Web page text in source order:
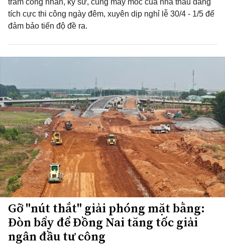
trăm công nhân, kỹ sư, cùng máy móc của nhà thầu đang
tích cực thi công ngày đêm, xuyên dịp nghỉ lễ 30/4 - 1/5 để
đảm bảo tiến độ đề ra.
Gỡ "nút thắt" giải phóng mặt bằng:
Đòn bẩy để Đồng Nai tăng tốc giải
ngân đầu tư công